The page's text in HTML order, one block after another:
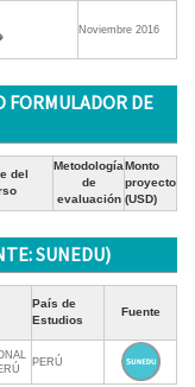
Noviembre 2016
FORMULADOR DE
del
Metodología
de
evaluación
Monto
proyecto
(USD)
SUNEDU)
País de
Estudios
Fuente
PERÚ